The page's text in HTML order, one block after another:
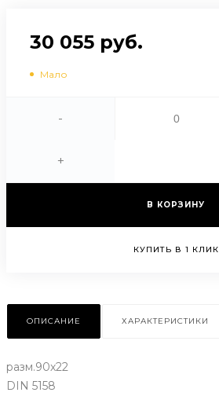
30 055 руб.
Мало
-
+
В КОРЗИНУ
КУПИТЬ В 1 КЛИК
ОПИСАНИЕ ХАРАКТЕРИСТИКИ
разм.90х22
DIN 5158